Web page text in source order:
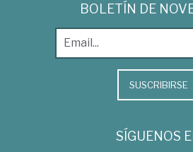
BOLETÍN DE
SUSCRIBIRSE
SÍGUENOS